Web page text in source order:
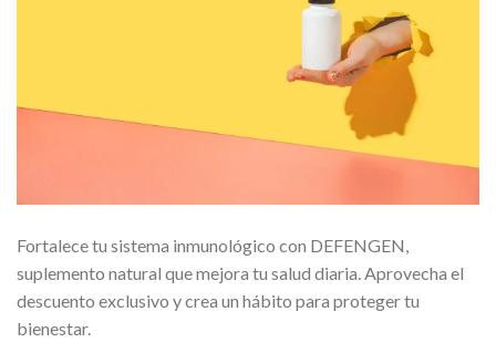
Fortalece tu sistema inmunológico con DEFENGEN,
suplemento natural que mejora tu salud diaria. Aprovecha el
descuento exclusivo y crea un hábito para proteger tu
bienestar.